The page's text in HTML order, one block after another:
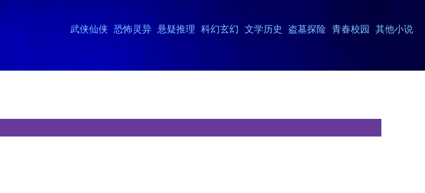
武侠仙侠 恐怖灵异 悬疑推理 科幻玄幻 文学历史 盗墓探险 青春校园 其他小说